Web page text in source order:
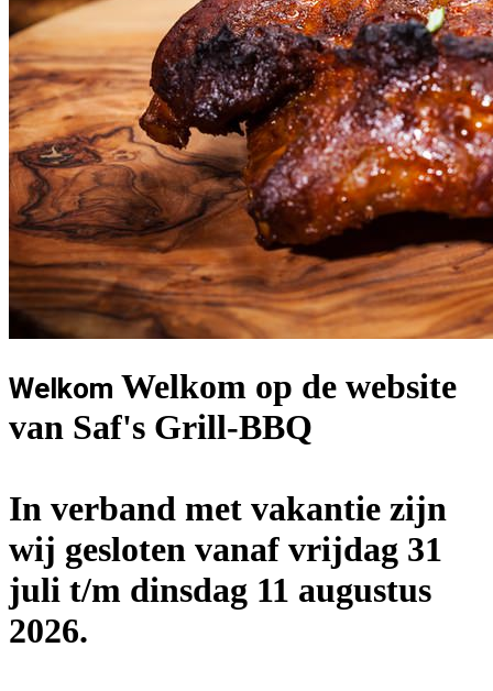
Welkom Welkom op de website
van Saf's Grill-BBQ
In verband met vakantie zijn
wij gesloten vanaf vrijdag 31
juli t/m dinsdag 11 augustus
2026.